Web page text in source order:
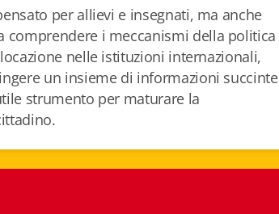
per allievi e insegnati, ma anche
comprendere i meccanismi della politica
nelle istituzioni internazionali,
un insieme di informazioni succinte
strumento per maturare la